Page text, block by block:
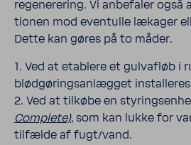
rege­ne­re­ring. Vi anbe­faler
tionen mod even­tulle lækager
Dette kan gøres på to måder.
1. Ved at etablere et gulvafløb i
blødgøringsanlægget
2. Ved at tilkøbe en
Complete), som kan lukke for
tilfælde af fugt/vand.